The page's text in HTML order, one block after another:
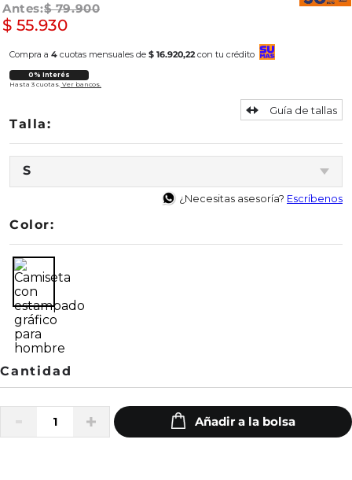
$ 79.900
$ 55.930
Compra a 4 cuotas mensuales de $ 16.920,22 con tu crédito
0% Interés
Hasta 3 cuotas. Ver bancos.
S
Guía de tallas
¿Necesitas asesoría? Escríbenos
Color: